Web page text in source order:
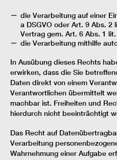
die Verarbeitung auf einer
a DSGVO oder Art. 9 Abs. 2
Vertrag gem. Art. 6 Abs. 1
die Verarbeitung mithilfe
In Ausübung dieses Rechts
erwirken, dass die Sie
Daten direkt von einem
Verantwortlichen übermittelt
machbar ist. Freiheiten und
hierdurch nicht beeinträchtigt
Das Recht auf
Verarbeitung
Wahrnehmung einer Aufgabe